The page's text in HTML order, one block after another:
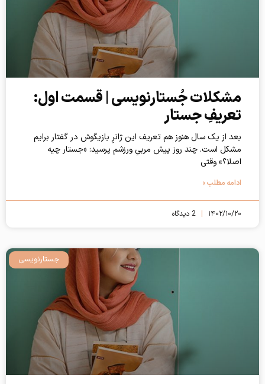
مشکلات جُستارنویسی | قسمت اول:
تعریفِ جستار
بعد از یک سال هنوز هم تعریف این ژانرِ بازیگوش در گفتار برایم
مشکل است. چند روز پیش مربیِ ورزشم پرسید: «جستار چیه
اصلا؟» وقتی
ادامه مطلب »
۱۴۰۲/۱۰/۲۰
جستارنویسی